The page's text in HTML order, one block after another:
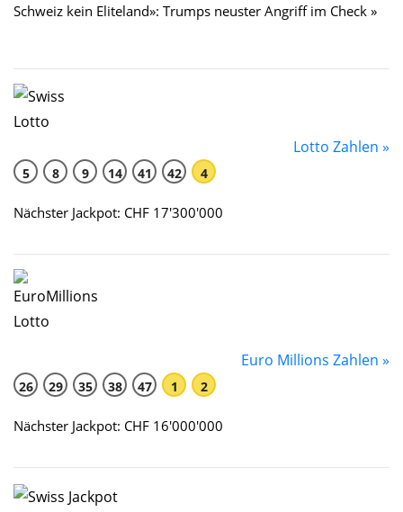
Schweiz kein Eliteland»: Trumps neuster Angriff im Check »
Lotto Zahlen »
5 8 9 14 41 42 4
Nächster Jackpot: CHF 17'300'000
Euro Millions Zahlen »
26 29 35 38 47 1 2
Nächster Jackpot: CHF 16'000'000